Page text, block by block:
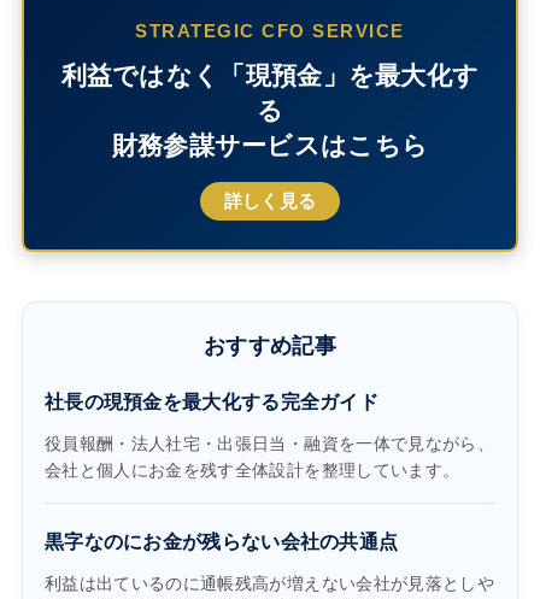
STRATEGIC CFO SERVICE
利益ではなく「現預金」を最大化す
る
財務参謀サービスはこちら
詳しく見る
おすすめ記事
社長の現預金を最大化する完全ガイド
役員報酬・法人社宅・出張日当・融資を一体で見ながら、
会社と個人にお金を残す全体設計を整理しています。
黒字なのにお金が残らない会社の共通点
利益は出ているのに通帳残高が増えない会社が見落としや